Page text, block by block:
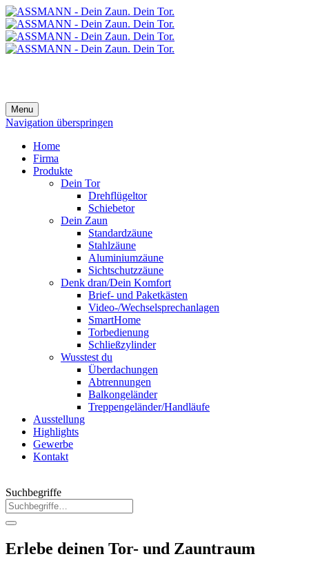
Menu
Navigation überspringen
Home
Firma
Produkte
Dein Tor
Drehflügeltor
Schiebetor
Dein Zaun
Standardzäune
Stahlzäune
Aluminiumzäune
Sichtschutzzäune
Denk dran/Dein Komfort
Brief- und Paketkästen
Video-/Wechselsprechanlagen
SmartHome
Torbedienung
Schließzylinder
Wusstest du
Überdachungen
Abtrennungen
Balkongeländer
Treppengeländer/Handläufe
Ausstellung
Highlights
Gewerbe
Kontakt
Suchbegriffe
Erlebe deinen Tor- und Zauntraum